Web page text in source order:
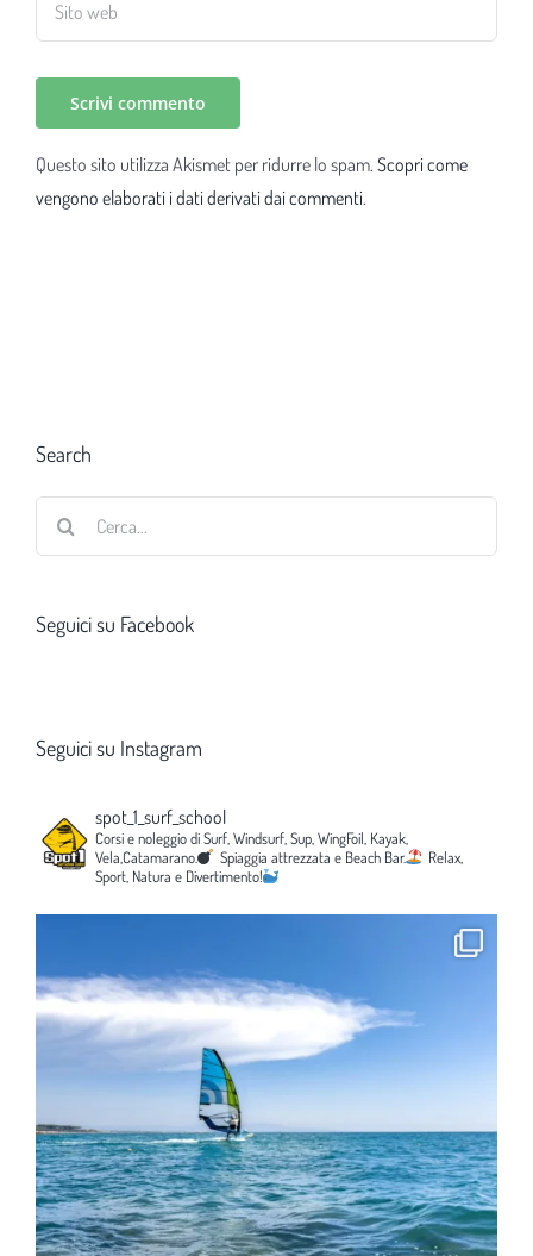
Questo sito utilizza Akismet per ridurre lo spam. Scopri come
vengono elaborati i dati derivati dai commenti.
Search
Seguici su Facebook
Seguici su Instagram
spot_1_surf_school
Corsi e noleggio di Surf, Windsurf, Sup, WingFoil, Kayak,
Vela,Catamarano.
Spiaggia attrezzata e Beach Bar.
Relax,
Sport, Natura e Divertimento!